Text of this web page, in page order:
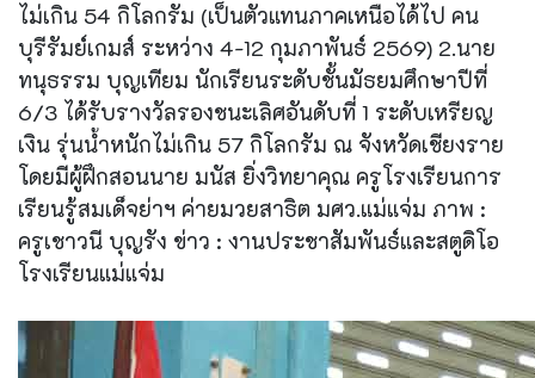
ไม่เกิน 54 กิโลกรัม (เป็นตัวแทนภาคเหนือได้ไป คน
บุรีรัมย์เกมส์ ระหว่าง 4-12 กุมภาพันธ์ 2569) 2.นาย
ทนุธรรม บุญเทียม นักเรียนระดับชั้นมัธยมศึกษาปีที่
6/3 ได้รับรางวัลรองชนะเลิศอันดับที่ 1 ระดับเหรียญ
เงิน รุ่นน้ำหนักไม่เกิน 57 กิโลกรัม ณ จังหวัดเชียงราย
โดยมีผู้ฝึกสอนนาย มนัส ยิ่งวิทยาคุณ ครูโรงเรียนการ
เรียนรู้สมเด็จย่าฯ ค่ายมวยสาธิต มศว.แม่แจ่ม ภาพ :
ครูเชาวนี บุญรัง ข่าว : งานประชาสัมพันธ์และสตูดิโอ
โรงเรียนแม่แจ่ม